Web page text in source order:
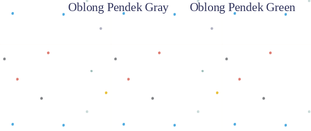
Oblong Pendek Gray Oblong Pendek Green
Baca selengkapnya Baca selengkapnya